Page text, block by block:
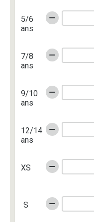
5/6
ans
7/8
ans
9/10
ans
12/14
ans
XS
S